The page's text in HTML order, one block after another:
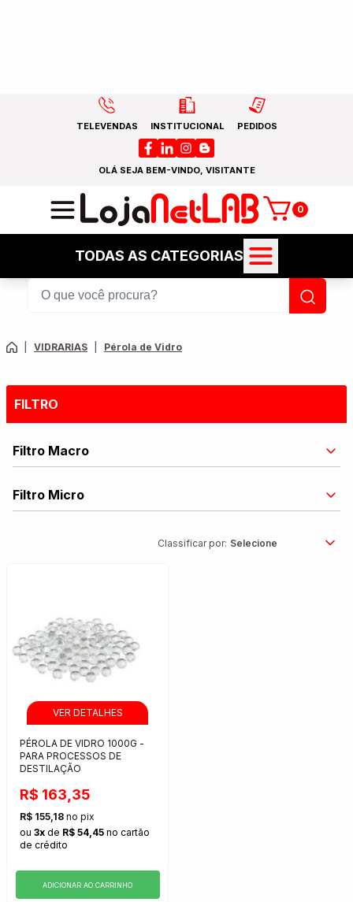
TELEVENDAS INSTITUCIONAL PEDIDOS
OLÁ SEJA BEM-VINDO, VISITANTE
0
TODAS AS CATEGORIAS
VIDRARIAS Pérola de Vidro
FILTRO
Filtro Macro
Filtro Micro
Classificar por:
PÉROLA DE VIDRO 1000G -
PARA PROCESSOS DE
DESTILAÇÃO
R$ 163,35
R$ 155,18 no pix
ou 3x de R$ 54,45 no cartão
de crédito
ADICIONAR AO CARRINHO